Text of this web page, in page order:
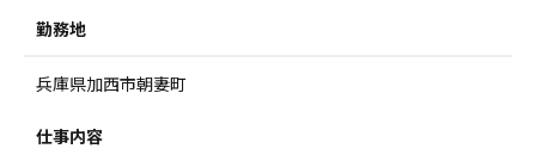
勤務地
兵庫県加西市朝妻町
仕事内容